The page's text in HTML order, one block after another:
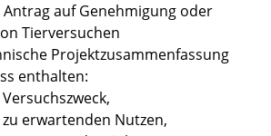
auf Genehmigung oder
Tierversuchen
Projektzusammenfassung
enthalten:
erwartenden Nutzen,